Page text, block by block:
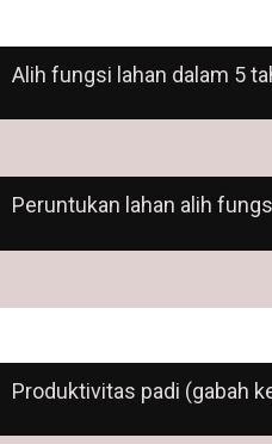
Alih fungsi lahan dalam 5
Peruntukan lahan alih
Produktivitas padi (gabah